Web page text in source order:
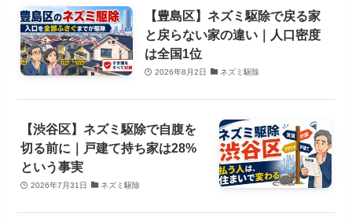
【豊島区】ネズミ駆除で戻る家
と戻らない家の違い｜人口密度
は全国1位
2026年8月2日 ネズミ駆除
【渋谷区】ネズミ駆除で自腹を
切る前に｜戸建て持ち家は28%
という事実
2026年7月31日 ネズミ駆除